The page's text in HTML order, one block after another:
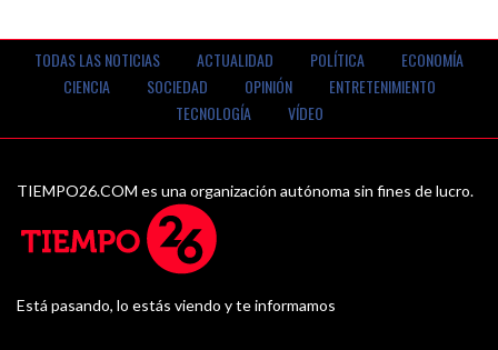
TODAS LAS NOTICIAS ACTUALIDAD POLÍTICA
ECONOMÍA
CIENCIA
SOCIEDAD OPINIÓN
ENTRETENIMIENTO
TECNOLOGÍA
VÍDEO
TIEMPO26.COM es una organización autónoma sin fines de lucro.
Está pasando, lo estás viendo y te informamos